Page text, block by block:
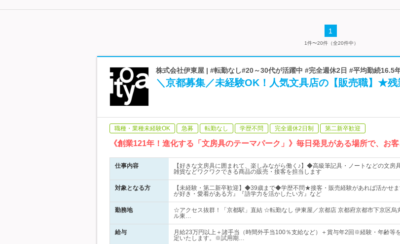
1
1件〜20件（全20件中）
株式会社伊東屋 | #転勤なし#20～30代が活躍中 #完全週休2日 #平均勤続16.5
＼京都募集／未経験OK！人気文具店の【販売職】★残
職種・業種未経験OK 急募 転勤なし 学歴不問 完全週休2日制 第二新卒歓迎
《創業121年！進化する「文房具のテーマパーク」》毎日発見がある場所で、お
仕事内容
【好きな文房具に囲まれて、楽しみながら働く♪】◆高級筆記具・ノートなどの文房
雑貨などワクワクできる商品の販売・接客を担当します
対象となる方
【未経験・第二新卒歓迎】◆39歳まで◆学歴不問★接客・販売経験があれば活かせ
が好き・愛着がある方』『語学力を活かしたい方』など
勤務地
☆アクセス抜群！「京都駅」直結 ☆転勤なし 伊東屋／京都店 京都府京都市下京区烏
ル東…
給与
月給23万円以上＋諸手当（時間外手当100％支給など）＋賞与年2回※経験・年齢等
定いたします。※試用期…